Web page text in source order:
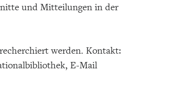
und Mitteilungen in der
werden. Kontakt:
E-Mail